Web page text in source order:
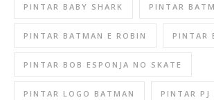
PINTAR BABY SHARK PINTAR
PINTAR BATMAN E ROBIN PINTAR
PINTAR BOB ESPONJA NO SKATE
PINTAR LOGO BATMAN PINTAR PJ